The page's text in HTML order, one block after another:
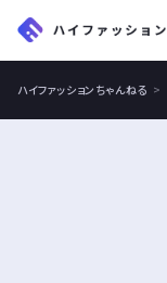
ハイファッションちゃんねる